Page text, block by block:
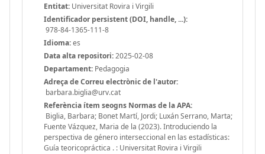
Entitat: Universitat Rovira i Virgili
Identificador persistent (DOI, handle, ...):
978-84-1365-111-8
Idioma:es
Data alta repositori:2025-02-08
Departament: Pedagogia
Adreça de Correu electrònic de l'autor:
barbara.biglia@urv.cat
Referència ítem seogns Normas de la APA:
Biglia, Barbara; Bonet Martí, Jordi; Luxán Serrano, Marta;
Fuente Vázquez, Maria de la (2023). Introduciendo la
perspectiva de género interseccional en las estadísticas:
Guía teoricopráctica . : Universitat Rovira i Virgili